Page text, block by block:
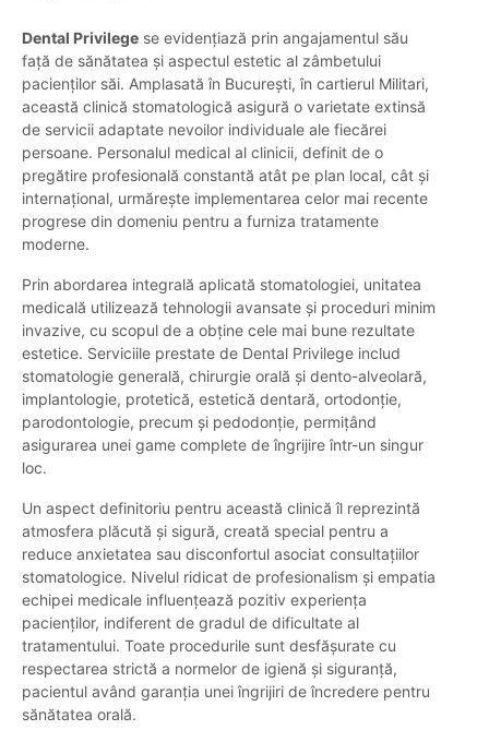
Dental Privilege se evidențiază prin angajamentul său
față de sănătatea și aspectul estetic al zâmbetului
pacienților săi. Amplasată în București, în cartierul Militari,
această clinică stomatologică asigură o varietate extinsă
de servicii adaptate nevoilor individuale ale fiecărei
persoane. Personalul medical al clinicii, definit de o
pregătire profesională constantă atât pe plan local, cât și
internațional, urmărește implementarea celor mai recente
progrese din domeniu pentru a furniza tratamente
moderne.
Prin abordarea integrală aplicată stomatologiei, unitatea
medicală utilizează tehnologii avansate și proceduri minim
invazive, cu scopul de a obține cele mai bune rezultate
estetice. Serviciile prestate de Dental Privilege includ
stomatologie generală, chirurgie orală și dento-alveolară,
implantologie, protetică, estetică dentară, ortodonție,
parodontologie, precum și pedodonție, permițând
asigurarea unei game complete de îngrijire într-un singur
loc.
Un aspect definitoriu pentru această clinică îl reprezintă
atmosfera plăcută și sigură, creată special pentru a
reduce anxietatea sau disconfortul asociat consultațiilor
stomatologice. Nivelul ridicat de profesionalism și empatia
echipei medicale influențează pozitiv experiența
pacienților, indiferent de gradul de dificultate al
tratamentului. Toate procedurile sunt desfășurate cu
respectarea strictă a normelor de igienă și siguranță,
pacientul având garanția unei îngrijiri de încredere pentru
sănătatea orală.